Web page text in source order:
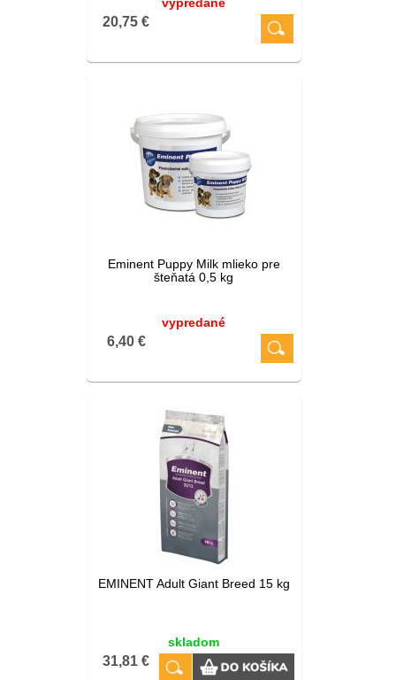
20,75 €
Eminent Puppy Milk mlieko pre
šteňatá 0,5 kg
vypredané
6,40 €
EMINENT Adult Giant Breed 15 kg
skladom
31,81 €